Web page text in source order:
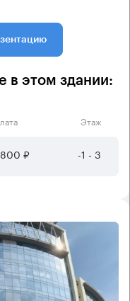
в этом здании:
Этаж
₽ -1 - 3